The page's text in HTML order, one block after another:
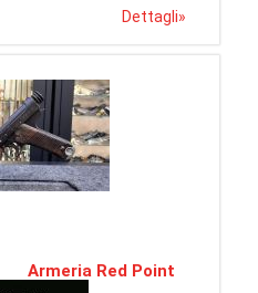
Dettagli»
Armeria Red Point